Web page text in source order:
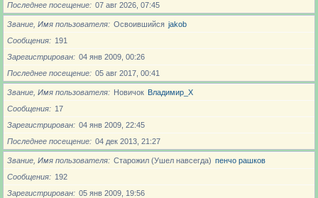
Последнее посещение
07 авг 2026, 07:45
Звание, Имя пользователя Освоившийся jakob
Сообщения
191
Зарегистрирован
04 янв 2009, 00:26
Последнее посещение
05 авг 2017, 00:41
Звание, Имя пользователя Новичoк Владимир_X
Сообщения
17
Зарегистрирован
04 янв 2009, 22:45
Последнее посещение
04 дек 2013, 21:27
Звание, Имя пользователя Старожил (Ушел навсегда) пенчо рашков
Сообщения
192
Зарегистрирован
05 янв 2009, 19:56